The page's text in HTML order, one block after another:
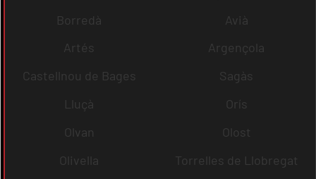
Borredà
Avià
Artés
Argençola
Castellnou de Bages
Sagàs
Lluçà
Orís
Olvan
Olost
Olivella
Torrelles de Llobregat